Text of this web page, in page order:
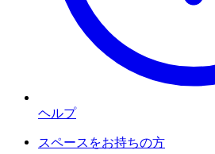
ヘルプ
スペースをお持ちの方